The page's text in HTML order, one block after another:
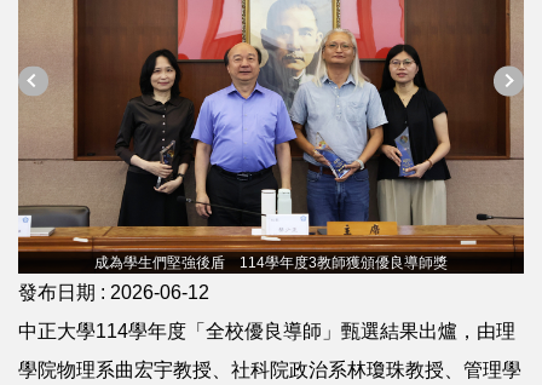
成為學生們堅強後盾 114學年度3教師獲頒優良導師獎
發布日期 : 2026-06-12
中正大學114學年度「全校優良導師」甄選結果出爐，由理
學院物理系曲宏宇教授、社科院政治系林瓊珠教授、管理學